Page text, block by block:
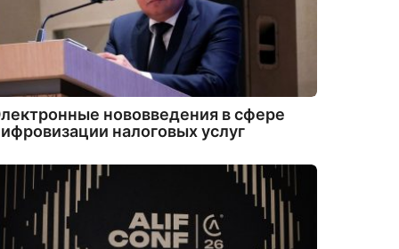
нововведения в сфере
налоговых услуг